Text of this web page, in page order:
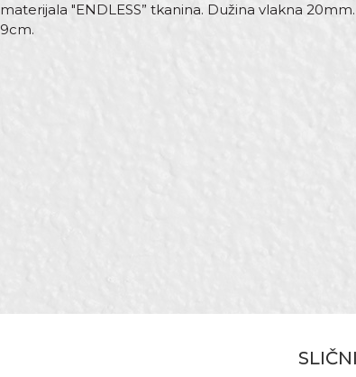
materijala "ENDLESS” tkanina. Dužina vlakna
9cm.
POŠALJI